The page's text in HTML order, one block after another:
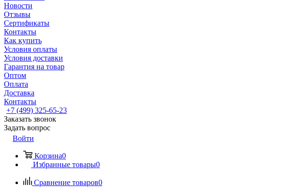
Новости
Отзывы
Сертификаты
Контакты
Как купить
Условия оплаты
Условия доставки
Гарантия на товар
Оптом
Оплата
Доставка
Контакты
+7 (499) 325-65-23
Заказать звонок
Задать вопрос
Войти
Корзина0
Избранные товары0
Сравнение товаров0